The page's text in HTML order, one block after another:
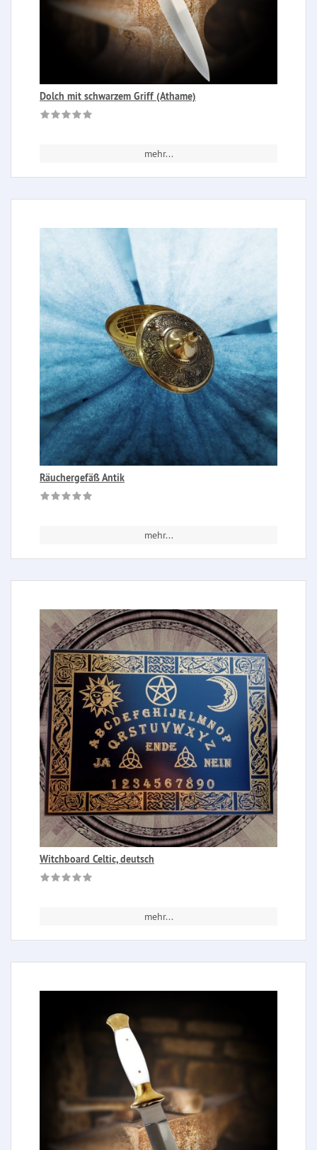
Dolch mit schwarzem Griff (Athame)
mehr...
Räuchergefäß Antik
mehr...
Witchboard Celtic, deutsch
mehr...